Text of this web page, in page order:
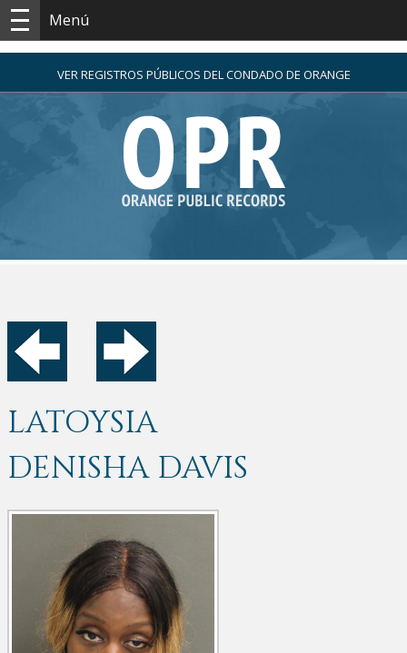
Menú
VER REGISTROS PÚBLICOS DEL CONDADO DE ORANGE
LATOYSIA
DENISHA DAVIS